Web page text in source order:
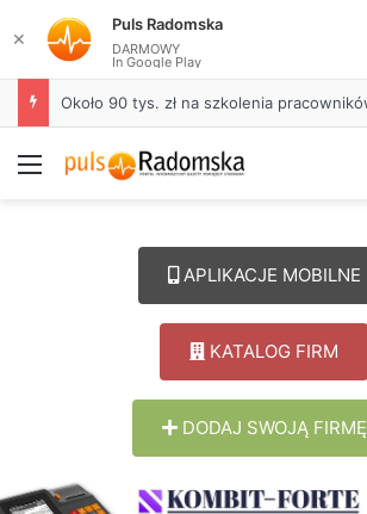
Menu
APLIKACJE MOBILNE
KATALOG FIRM
DODAJ SWOJĄ FIRMĘ
✕
Puls Radomska
DARMOWY
In Google Play